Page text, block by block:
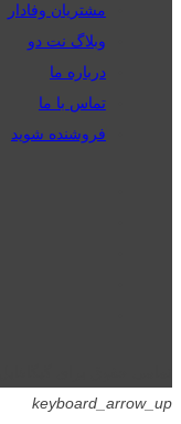
مشتریان وفادار
وبلاگ نت دو
درباره ما
تماس با ما
فروشنده شوید
keyboard_arrow_up